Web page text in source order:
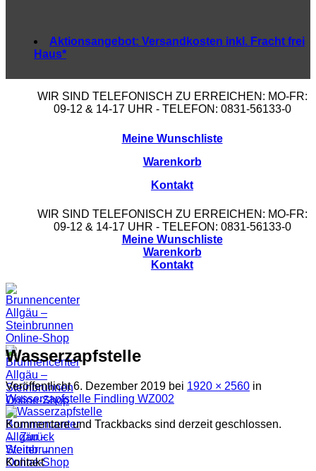
WIR SIND TELEFONISCH ZU ERREICHEN: MO-FR:
09-12 & 14-17 UHR - TELEFON: 0831-56133-0
Meine Wunschliste
Warenkorb
Kontakt
WIR SIND TELEFONISCH ZU ERREICHEN: MO-FR:
09-12 & 14-17 UHR - TELEFON: 0831-56133-0
Meine Wunschliste
Warenkorb
Kontakt
Aktionsangebot: Versandkosten inkl. Fracht frei
Haus*
Wasserzapfstelle
Veröffentlicht6. Dezember 2019 bei 1920 × 2560 in
Wasserzapfstelle Findling WZ002
Kommentare und Trackbacks sind derzeit geschlossen.
← Zurück
Weiter→
Kontakt